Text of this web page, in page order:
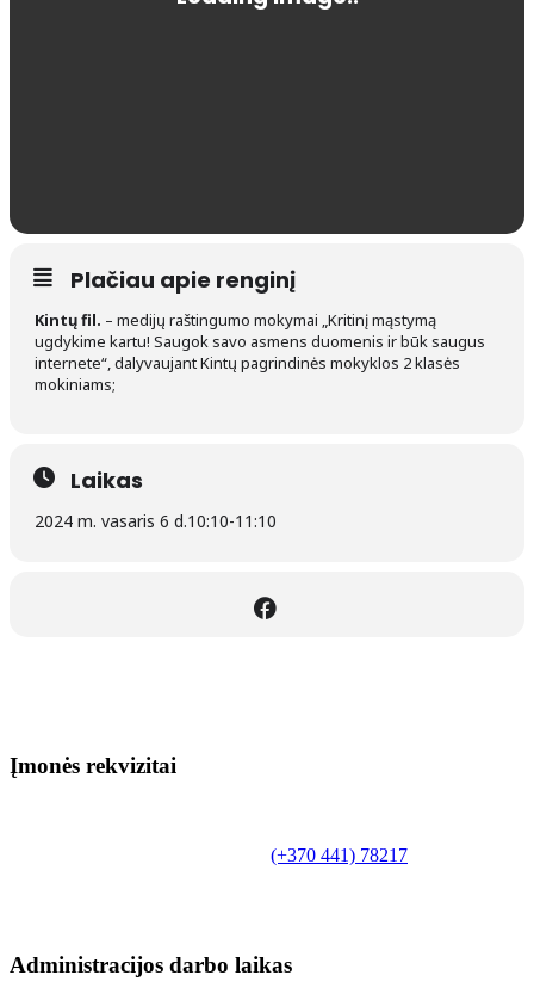
Plačiau apie renginį
Kintų fil. – medijų raštingumo mokymai „Kritinį mąstymą
ugdykime kartu! Saugok savo asmens duomenis ir būk saugus
internete“, dalyvaujant Kintų pagrindinės mokyklos 2 klasės
mokiniams;
Laikas
2024 m. vasaris 6 d.10:10-11:10
Įmonės rekvizitai
(+370 441) 78217
Administracijos darbo laikas